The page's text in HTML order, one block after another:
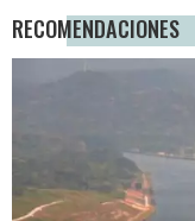
RECOMENDACIONES